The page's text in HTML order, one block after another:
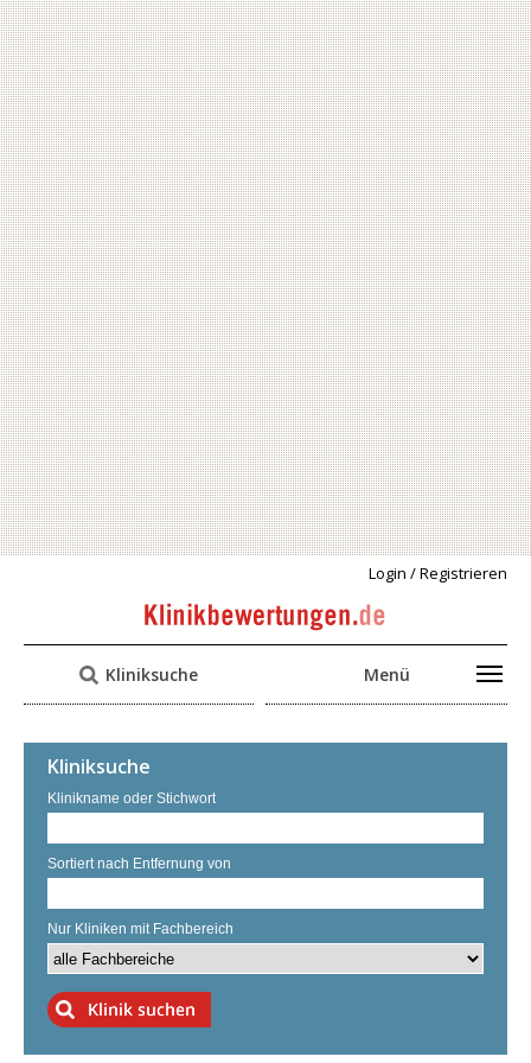
Login / Registrieren
Kliniksuche Menü
Kliniksuche
Klinikname oder Stichwort
Sortiert nach Entfernung von
Nur Kliniken mit Fachbereich